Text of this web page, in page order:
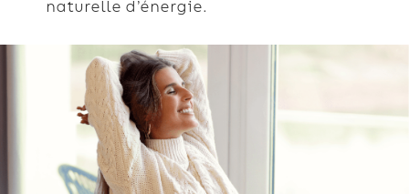
naturelle d’énergie.